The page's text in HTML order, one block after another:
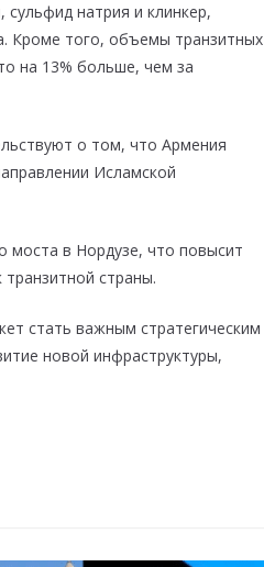
натрия и клинкер,
Кроме того, объемы транзитных
на 13% больше, чем за
о том, что Армения
Исламской
моста в Нордузе, что повысит
страны.
стать важным стратегическим
новой инфраструктуры,